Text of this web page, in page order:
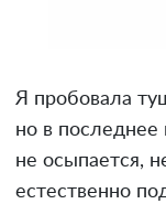
Я пробовала
но в последнее
не осыпается,
естественно